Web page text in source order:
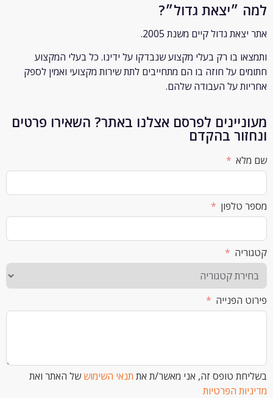
גדול״?
גדול קיים משנת 2005.
בו רקבעלי מקצוע שנבדקו על ידינו. כל בעלי המקצוע
על חוזה בו הם מתחייבים לתת שירות מקצועי ואמין לספק
על העבודה שלהם.
לפרסם אצלנו באתר? השאירו פרטים
בהקדם
טופס זה, אני מאשר/ת אתתנאי השימוש של האתר ואת
הפרטיות